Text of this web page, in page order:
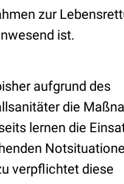
zur
ist.
aufgrund des
die
lernen die
verpflichtet diese